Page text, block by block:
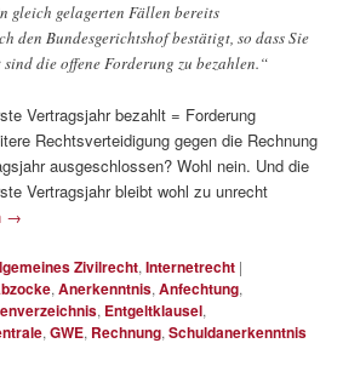
gleich gelagerten Fällen bereits
den Bundesgerichtshof bestätigt, so dass Sie
die offene Forderung zu bezahlen.“
Vertragsjahr bezahlt = Forderung
Rechtsverteidigung gegen die Rechnung
ausgeschlossen? Wohl nein. Und die
Vertragsjahr bleibt wohl zu unrecht
→
Zivilrecht,Internetrecht |
,Anerkenntnis,Anfechtung,
, Entgeltklausel,
,GWE, Rechnung,Schuldanerkenntnis